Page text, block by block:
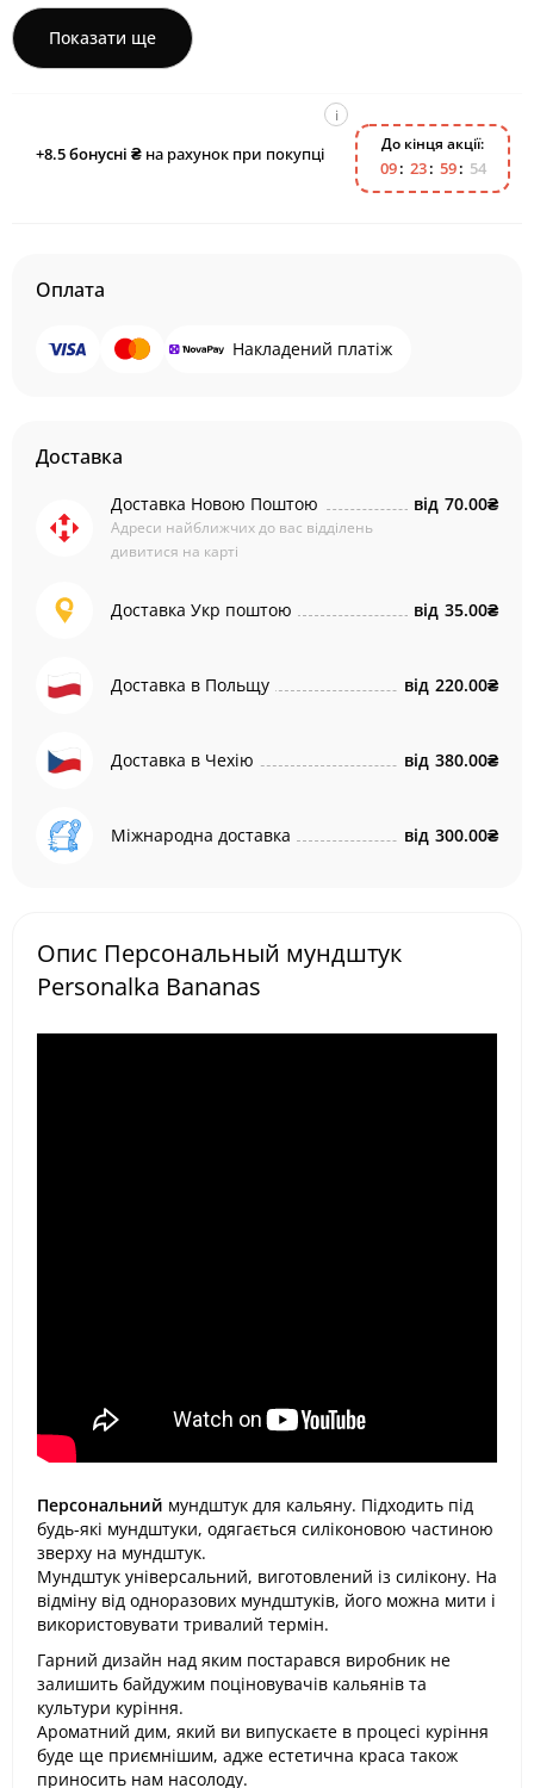
Показати ще
+8.5бонусні ₴ на рахунок при покупці
i
До кінця акції:
09 23 59 53
Оплата
Накладений платіж
Доставка
Доставка Новою Поштою
Адреси найближчих до вас відділень
дивитися на карті
від 70.00₴
Доставка Укр поштою від 35.00₴
Доставка в Польщу від 220.00₴
Доставка в Чехію від 380.00₴
Міжнародна доставка від 300.00₴
Опис Персональный мундштук
Personalka Bananas
Персональний мундштук для кальяну. Підходить під
будь-які мундштуки, одягається силіконовою частиною
зверху на мундштук.
Мундштук універсальний, виготовлений із силікону. На
відміну від одноразових мундштуків, його можна мити і
використовувати тривалий термін.
Гарний дизайн над яким постарався виробник не
залишить байдужим поціновувачів кальянів та
культури куріння.
Ароматний дим, який ви випускаєте в процесі куріння
буде ще приємнішим, адже естетична краса також
приносить нам насолоду.